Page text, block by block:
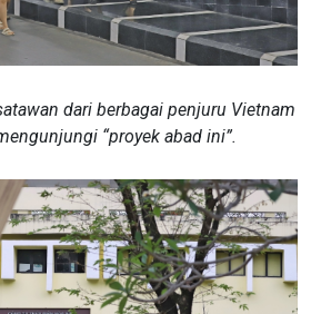
dari berbagai penjuru Vietnam
“proyek abad ini”.